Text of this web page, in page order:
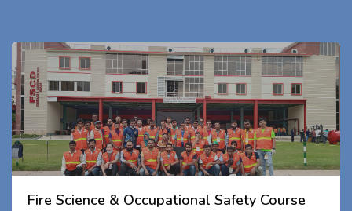
Fire Science & Occupational Safety Course